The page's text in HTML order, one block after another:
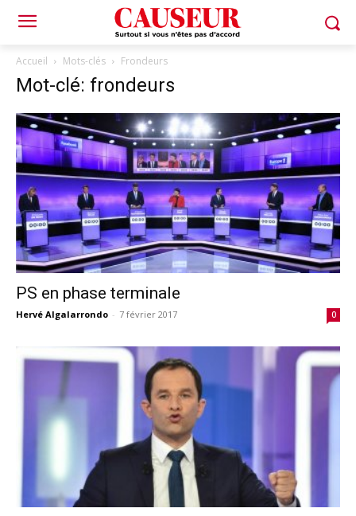
Accueil Mots-clés Frondeurs
Mot-clé: frondeurs
PS en phase terminale
Hervé Algalarrondo - 7 février 2017 0